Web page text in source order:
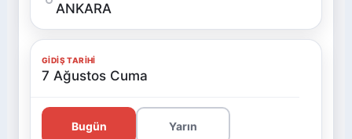
ANKARA
GIDIŞ TARIHI
7 Ağustos Cuma
Bugün Yarın